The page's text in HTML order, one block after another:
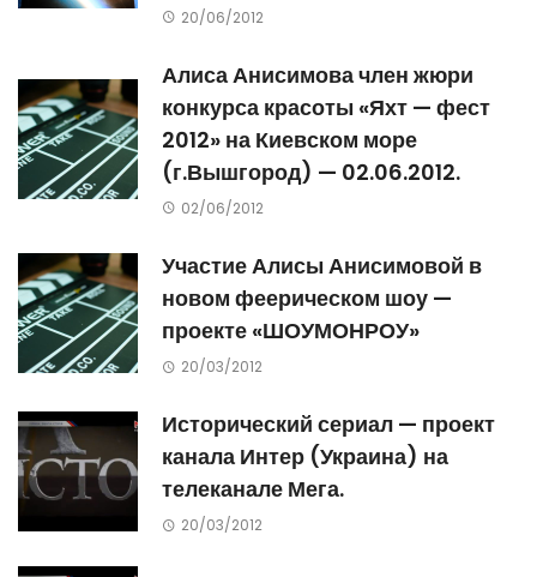
20/06/2012
Алиса Анисимова член жюри
конкурса красоты «Яхт — фест
2012» на Киевском море
(г.Вышгород) — 02.06.2012.
02/06/2012
Участие Алисы Анисимовой в
новом феерическом шоу —
проекте «ШОУМОНРОУ»
20/03/2012
Исторический сериал — проект
канала Интер (Украина) на
телеканале Мега.
20/03/2012